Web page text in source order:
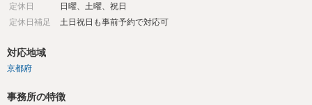
定休日
日曜、土曜、祝日
定休日補足
土日祝日も事前予約で対応可
対応地域
京都府
事務所の特徴